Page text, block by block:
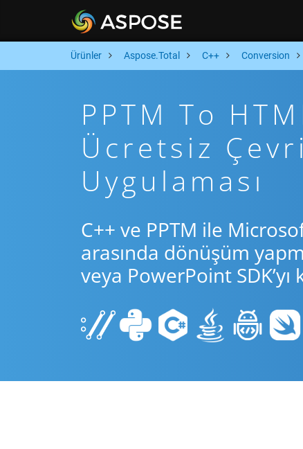
Ürünler Aspose.Total C++ Conversion
PPTM To
Ücretsiz
Uygulaması
C++ ve PPTM ile
arasında dönüşüm
veya PowerPoint SDK’yı